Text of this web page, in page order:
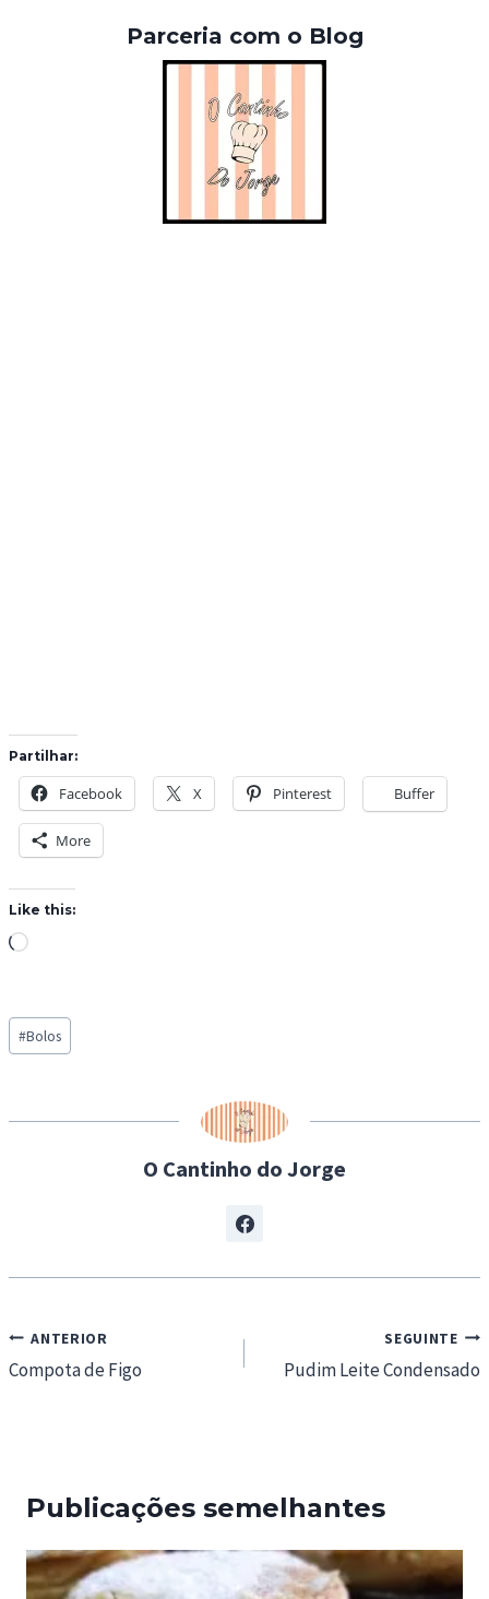
Parceria com o Blog
Partilhar:
Facebook X Pinterest Buffer
More
Like this:
L
d
i
g
Post
Tags:
#Bolos
O Cantinho do Jorge
Navegação
de
ANTERIOR
Compota de Figo
SEGUINTE
Pudim Leite Condensado
Publicações semelhantes